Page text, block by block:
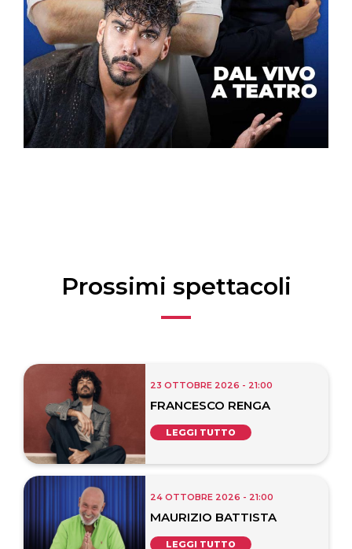
Prossimi spettacoli
23 OTTOBRE 2026 - 21:00
FRANCESCO RENGA
LEGGI TUTTO
24 OTTOBRE 2026 - 21:00
MAURIZIO BATTISTA
LEGGI TUTTO